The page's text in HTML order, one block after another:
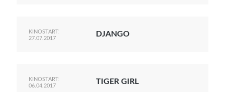
KINOSTART:
27.07.2017
DJANGO
KINOSTART:
06.04.2017
TIGER GIRL